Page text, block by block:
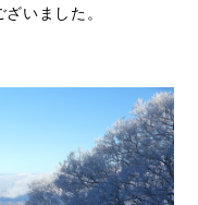
いました。